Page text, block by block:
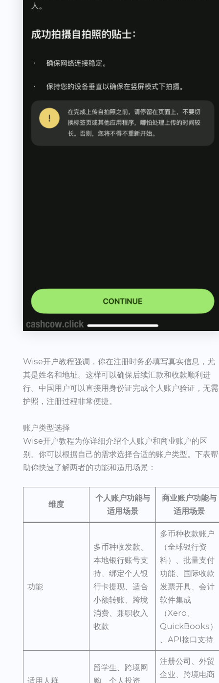
Wise开户教程强调，你在注册时务必填写真实信息，尤
其是姓名和地址。这样可以确保后续汇款和收款顺利进
行。中国用户可以直接用身份证完成个人账户验证，无需
护照，注册过程非常便捷。
账户类型选择
Wise开户教程为你详细介绍个人账户和商业账户的区
别。你可以根据自己的需求选择合适的账户类型。下表帮
助你快速了解两者的功能和适用场景：
维度
个人账户功能与
适用场景
商业账户功能与
适用场景
功能
多币种收发款、
本地银行账号支
持、绑定个人银
行卡提现、适合
小额转账、跨境
消费、兼职收入
收款
多币种收款账户
（全球银行资
料）、批量支付
功能、国际收款
发票开具、会计
软件集成
（Xero、
QuickBooks）
、API接口支持
适用人群
留学生、跨境网
购、个人投资
注册公司、外贸
企业、跨境电商